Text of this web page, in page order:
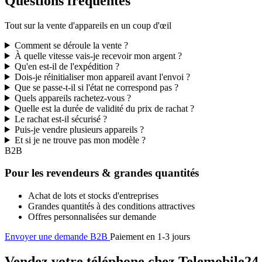
Tout sur la vente d'appareils en un coup d'œil
Comment se déroule la vente ?
À quelle vitesse vais-je recevoir mon argent ?
Qu'en est-il de l'expédition ?
Dois-je réinitialiser mon appareil avant l'envoi ?
Que se passe-t-il si l'état ne correspond pas ?
Quels appareils rachetez-vous ?
Quelle est la durée de validité du prix de rachat ?
Le rachat est-il sécurisé ?
Puis-je vendre plusieurs appareils ?
Et si je ne trouve pas mon modèle ?
B2B
Pour les revendeurs & grandes quantités
Achat de lots et stocks d'entreprises
Grandes quantités à des conditions attractives
Offres personnalisées sur demande
Envoyer une demande B2B Paiement en 1-3 jours